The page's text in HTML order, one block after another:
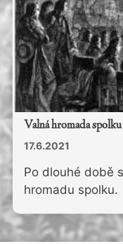
Valná hromada
17.6.2021
Po dlouhé době
hromadu spolku.